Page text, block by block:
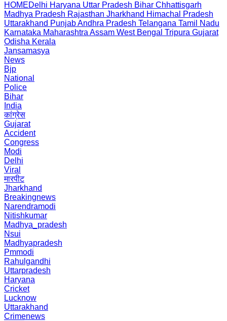
HOMEDelhi Haryana Uttar Pradesh Bihar Chhattisgarh
Madhya Pradesh Rajasthan Jharkhand Himachal Pradesh
Uttarakhand PunjabAndhra Pradesh Telangana Tamil Nadu
Karnataka Maharashtra Assam West Bengal Tripura Gujarat
Odisha Kerala
Jansamasya
News
Bjp
National
Police
Bihar
India
कांग्रेस
Gujarat
Accident
Congress
Modi
Delhi
Viral
मारपीट
Jharkhand
Breakingnews
Narendramodi
Nitishkumar
Madhya_pradesh
Nsui
Madhyapradesh
Pmmodi
Rahulgandhi
Uttarpradesh
Haryana
Cricket
Lucknow
Uttarakhand
Crimenews